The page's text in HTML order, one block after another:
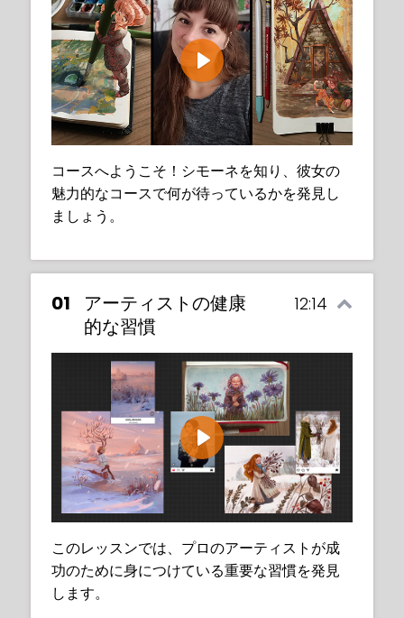
Play
コースへようこそ！シモーネを知り、彼女の
魅力的なコースで何が待っているかを発見し
ましょう。
01
アーティストの健康
的な習慣
12:14
Play
このレッスンでは、プロのアーティストが成
功のために身につけている重要な習慣を発見
します。